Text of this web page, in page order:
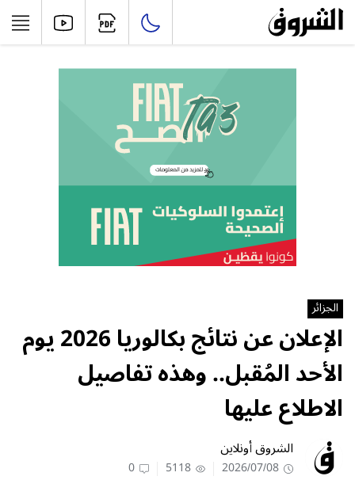
الجزائر
الإعلان عن نتائج بكالوريا 2026 يوم
الأحد المُقبل.. وهذه تفاصيل
الاطلاع عليها
الشروق أونلاين
2026/07/08
5118
0